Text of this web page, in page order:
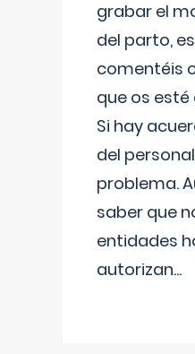
grabar el
del parto,
comentéis
que os
Si hay
del
problema.
saber que
entidades
autorizan...